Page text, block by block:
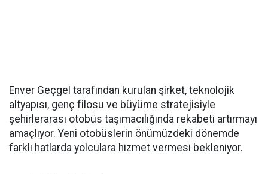
Enver Geçgel tarafından kurulan şirket, teknolojik
altyapısı, genç filosu ve büyüme stratejisiyle
şehirlerarası otobüs taşımacılığında rekabeti artırmayı
amaçlıyor. Yeni otobüslerin önümüzdeki dönemde
farklı hatlarda yolculara hizmet vermesi bekleniyor.